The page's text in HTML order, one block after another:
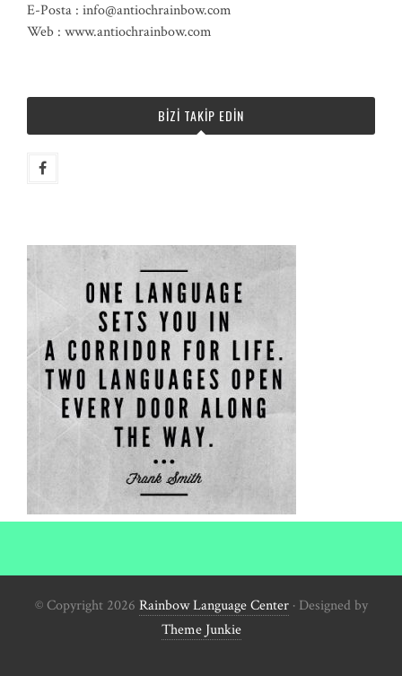
E-Posta : info@antiochrainbow.com
Web : www.antiochrainbow.com
BIZI TAKIP EDIN
© Copyright 2026 Rainbow Language Center· Designed by
Theme Junkie